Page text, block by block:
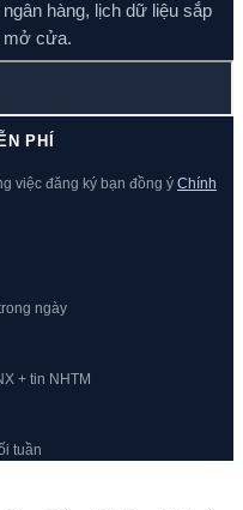
hàng, lịch dữ liệu sắp
mở cửa.
PHÍ
việc đăng ký bạn đồng ý Chính
ngày
+ tin NHTM
tuần